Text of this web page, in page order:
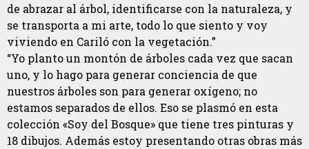
de abrazar al árbol, identificarse con la naturaleza, y
se transporta a mi arte, todo lo que siento y voy
viviendo en Cariló con la vegetación.”
“Yo planto un montón de árboles cada vez que sacan
uno, y lo hago para generar conciencia de que
nuestros árboles son para generar oxígeno; no
estamos separados de ellos. Eso se plasmó en esta
colección «Soy del Bosque» que tiene tres pinturas y
18 dibujos. Además estoy presentando otras obras más